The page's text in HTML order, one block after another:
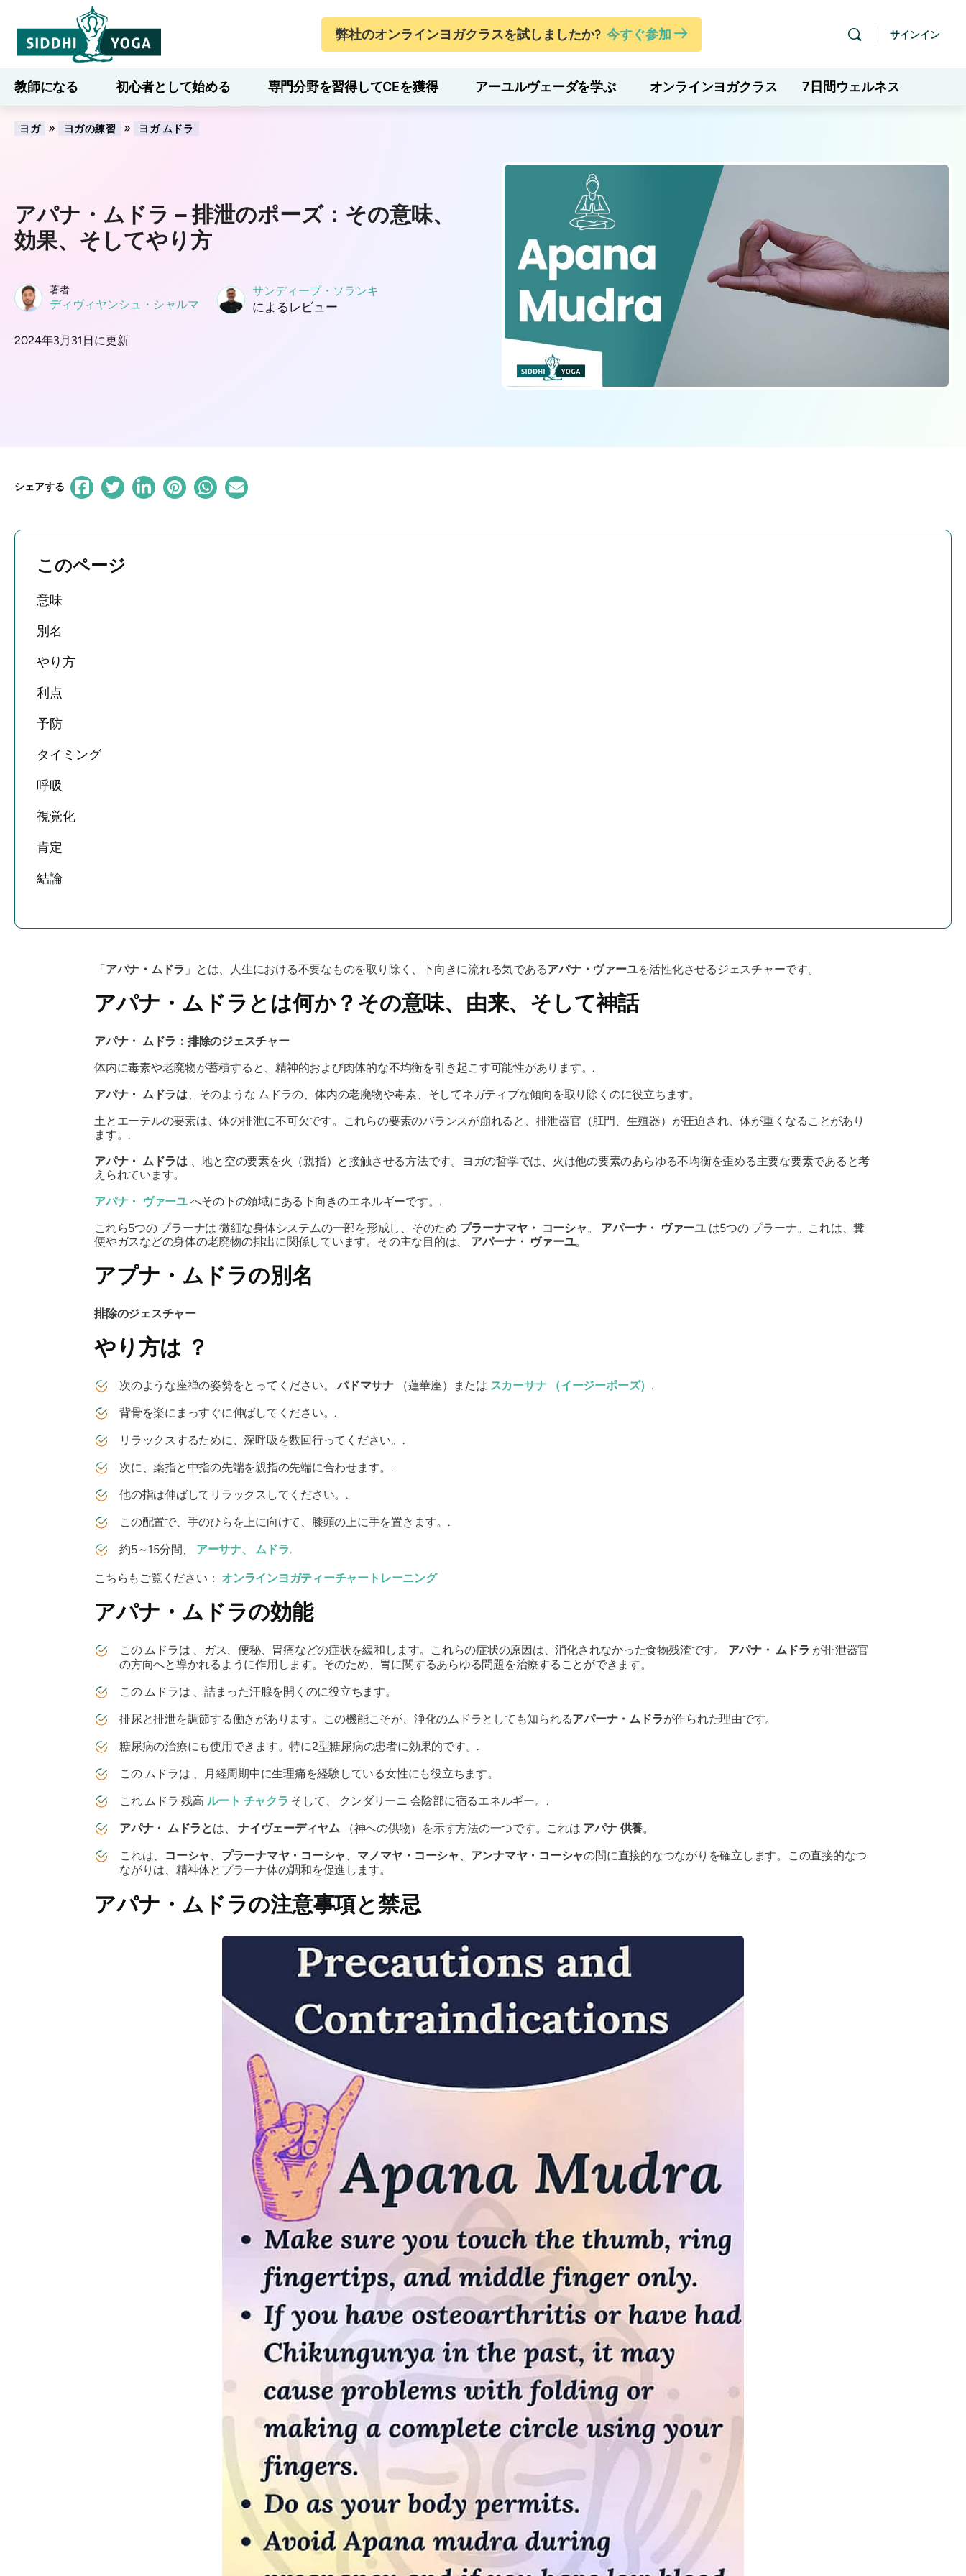
弊社のオンラインヨガクラスを試しましたか? 今すぐ参加 サインイン
教師になる 初心者として始める 専門分野を習得してCEを獲得 アーユルヴェーダを学ぶ オンラインヨガクラス 7日間ウェルネス
ブログ 学ぶ
ヨガ » ヨガの練習 » ヨガ ムドラ
アパナ・ムドラ – 排泄のポーズ：その意味、
効果、そしてやり方
著者
ディヴィヤンシュ・シャルマ
サンディープ・ソランキ
によるレビュー
2024年3月31日に更新
シェアする
このページ
意味
別名
やり方
利点
予防
タイミング
呼吸
視覚化
肯定
結論
「アパナ・ ムドラ 」とは、人生における不要なものを取り除く、下向きに流れる気であるアパナ・ ヴァーユを活性化させるジェスチャーです。
アパナ・ムドラ とは何か？その意味、由来、そして神話
アパナ・ ムドラ ：排除のジェスチャー
体内に毒素や老廃物が蓄積すると、精神的および肉体的な不均衡を引き起こす可能性があります。.
アパナ・ ムドラは、そのような ムドラの、体内の老廃物や毒素、そしてネガティブな傾向を取り除くのに役立ちます。
土とエーテルの要素は、体の排泄に不可欠です。これらの要素のバランスが崩れると、排泄器官（肛門、生殖器）が圧迫され、体が重くなることがあり
ます。.
アパナ・ ムドラは、地と空の要素を火（親指）と接触させる方法です。ヨガの哲学では、火は他の要素のあらゆる不均衡を歪める主要な要素であると考
えられています。
アパナ・
ヴァーユへその下の領域にある下向きのエネルギーです。.
これら5つの プラーナは 微細な身体システムの一部を形成し、そのため プラーナマヤ・ コーシャ。 アパーナ・ ヴァーユは5つの プラーナ。これは、糞
便やガスなどの身体の老廃物の排出に関係しています。その主な目的は、 アパーナ・ ヴァーユ。
アプナ・ ムドラの別名
排除のジェスチャー
やり方は ？
次のような座禅の姿勢をとってください。パドマサナ （蓮華座）または スカーサナ（イージーポーズ）.
背骨を楽にまっすぐに伸ばしてください。.
リラックスするために、深呼吸を数回行ってください。.
次に、薬指と中指の先端を親指の先端に合わせます。.
他の指は伸ばしてリラックスしてください。.
この配置で、手のひらを上に向けて、膝頭の上に手を置きます。.
約5～15分間、 アーサナ、 ムドラ.
こちらもご覧ください： オンラインヨガティーチャートレーニング
アパナ・ムドラの効能
この ムドラは 、ガス、便秘、胃痛などの症状を緩和します。これらの症状の原因は、消化されなかった食物残渣です。 アパナ・ ムドラ が排泄器官
の方向へと導かれるように作用します。そのため、胃に関するあらゆる問題を治療することができます。
この ムドラは 、詰まった汗腺を開くのに役立ちます。
排尿と排泄を調節する働きがあります。この機能こそが、浄化のムドラとしても知られるアパーナ・ ムドラが作られた理由です。
糖尿病の治療にも使用できます。特に2型糖尿病の患者に効果的です。.
この ムドラは 、月経周期中に生理痛を経験している女性にも役立ちます。
これ ムドラ残高 ルート チャクラ そして、 クンダリーニ 会陰部に宿るエネルギー。.
アパナ・ ムドラとは、ナイヴェーディヤム（神への供物）を示す方法の一つです。これは アパナ 供養。
これは、
コーシャ 、 プラーナマヤ・ コーシャ 、 マノマヤ・ コーシャ 、 アンナマヤ・ コーシャの間に直接的なつながりを確立します。この直接的なつ
ながりは、精神体とプラーナ体の調和を促進します。
アパナ・ムドラの注意事項と禁忌